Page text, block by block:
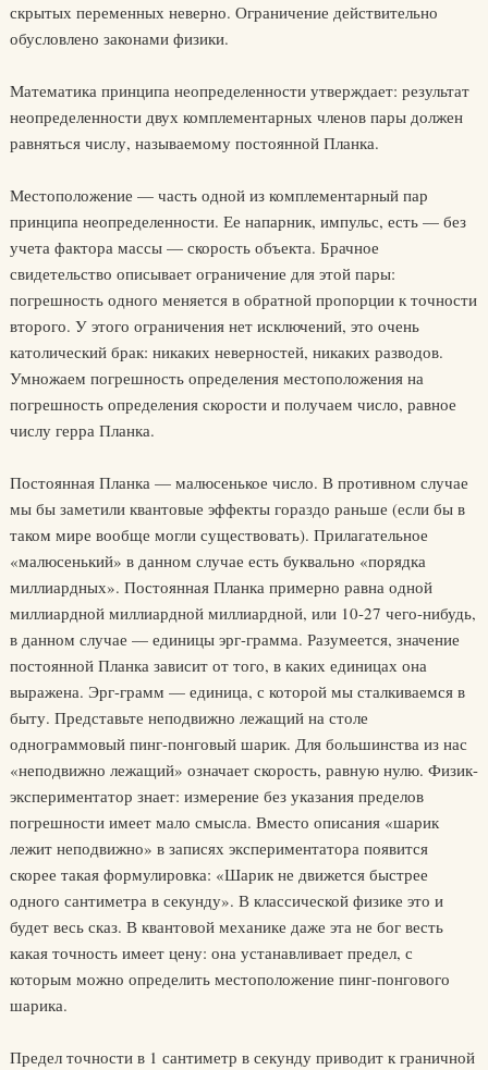
скрытых переменных неверно. Ограничение действительно
обусловлено законами физики.
Математика принципа неопределенности утверждает: результат
неопределенности двух комплементарных членов пары должен
равняться числу, называемому постоянной Планка.
Местоположение — часть одной из комплементарный пар
принципа неопределенности. Ее напарник, импульс, есть — без
учета фактора массы — скорость объекта. Брачное
свидетельство описывает ограничение для этой пары:
погрешность одного меняется в обратной пропорции к точности
второго. У этого ограничения нет исключений, это очень
католический брак: никаких неверностей, никаких разводов.
Умножаем погрешность определения местоположения на
погрешность определения скорости и получаем число, равное
числу герра Планка.
Постоянная Планка — малюсенькое число. В противном случае
мы бы заметили квантовые эффекты гораздо раньше (если бы в
таком мире вообще могли существовать). Прилагательное
«малюсенький» в данном случае есть буквально «порядка
миллиардных». Постоянная Планка примерно равна одной
миллиардной миллиардной миллиардной, или 10-27 чего-нибудь,
в данном случае — единицы эрг-грамма. Разумеется, значение
постоянной Планка зависит от того, в каких единицах она
выражена. Эрг-грамм — единица, с которой мы сталкиваемся в
быту. Представьте неподвижно лежащий на столе
однограммовый пинг-понговый шарик. Для большинства из нас
«неподвижно лежащий» означает скорость, равную нулю. Физик-
экспериментатор знает: измерение без указания пределов
погрешности имеет мало смысла. Вместо описания «шарик
лежит неподвижно» в записях экспериментатора появится
скорее такая формулировка: «Шарик не движется быстрее
одного сантиметра в секунду». В классической физике это и
будет весь сказ. В квантовой механике даже эта не бог весть
какая точность имеет цену: она устанавливает предел, с
которым можно определить местоположение пинг-понгового
шарика.
Предел точности в 1 сантиметр в секунду приводит к граничной